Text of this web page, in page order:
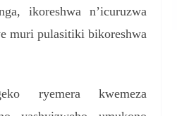
ikoreshwa n’icuruzwa
muri pulasitiki bikoreshwa
ryemera kwemeza